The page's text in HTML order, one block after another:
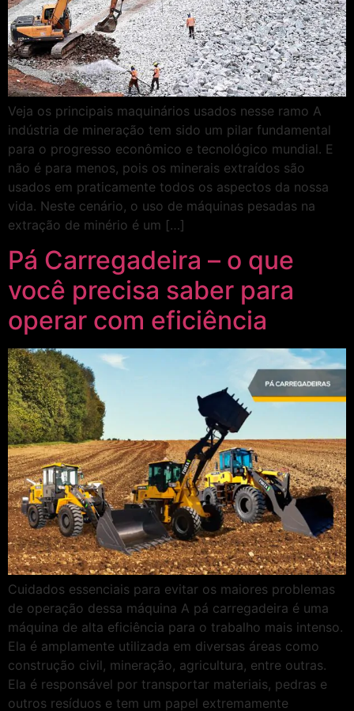
Veja os principais maquinários usados nesse ramo A
indústria de mineração tem sido um pilar fundamental
para o progresso econômico e tecnológico mundial. E
não é para menos, pois os minerais extraídos são
usados em praticamente todos os aspectos da nossa
vida. Neste cenário, o uso de máquinas pesadas na
extração de minério é um […]
Pá Carregadeira – o que
você precisa saber para
operar com eficiência
Cuidados essenciais para evitar os maiores problemas
de operação dessa máquina A pá carregadeira é uma
máquina de alta eficiência para o trabalho mais intenso.
Ela é amplamente utilizada em diversas áreas como
construção civil, mineração, agricultura, entre outras.
Ela é responsável por transportar materiais, pedras e
outros resíduos e tem um papel extremamente